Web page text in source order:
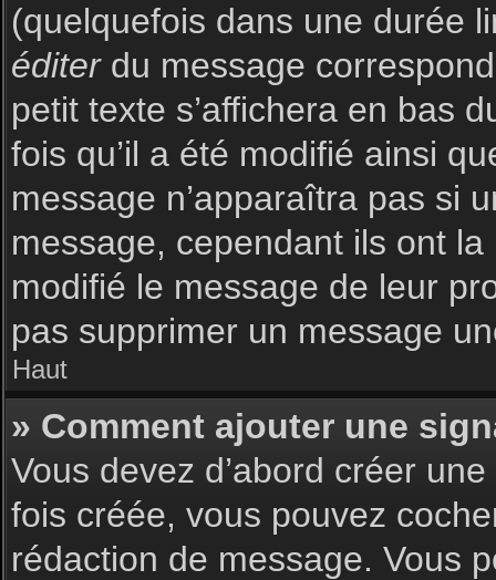
(quelquefois dans une durée
éditerdu message
petit texte s’affichera en bas
fois qu’il a été modifié ainsi
message n’apparaîtra pas si
message, cependant ils ont
modifié le message de leur
pas supprimer un message
Haut
» Comment ajouter une
Vous devez d’abord créer
fois créée, vous pouvez
rédaction de message. Vous